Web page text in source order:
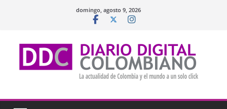
domingo, agosto 9, 2026